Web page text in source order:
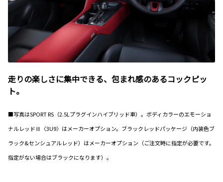
走りの楽しさに集中できる、包まれ感のあるコックピッ
ト。
■写真はSPORT RS（2.5Lプラグインハイブリッド車）。ボディカラーのエモーショ
ナルレッドⅢ〈3U9〉はメーカーオプション。ブラックレッドパッケージ（内装色ブ
ラック&センシュアルレッド）はメーカーオプション（ご注文時に指定が必要です。
指定がない場合はブラックになります）。